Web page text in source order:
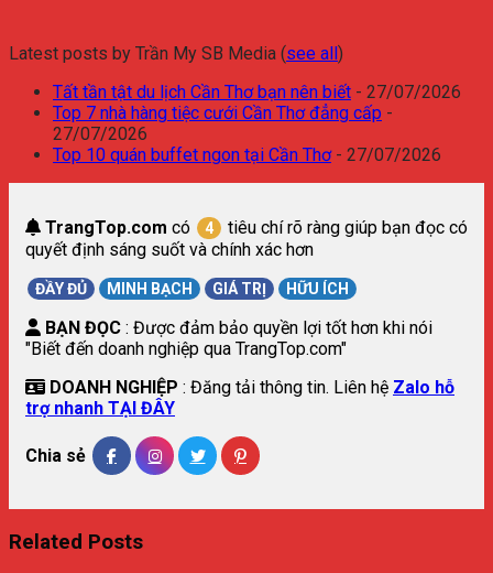
Latest posts by Trần My SB Media (see all )
Tất tần tật du lịch Cần Thơ bạn nên biết - 27/07/2026
Top 7 nhà hàng tiệc cưới Cần Thơ đẳng cấp -
27/07/2026
Top 10 quán buffet ngon tại Cần Thơ- 27/07/2026
TrangTop.com có 4
tiêu chí rõ ràng giúp bạn đọc có
quyết định sáng suốt và chính xác hơn
ĐẦY ĐỦ MINH BẠCH GIÁ TRỊ HỮU ÍCH
BẠN ĐỌC : Được đảm bảo quyền lợi tốt hơn khi nói
"Biết đến doanh nghiệp qua TrangTop.com"
DOANH NGHIỆP : Đăng tải thông tin. Liên hệ Zalo hỗ
trợ nhanh TẠI ĐÂY
Chia sẻ
Related Posts